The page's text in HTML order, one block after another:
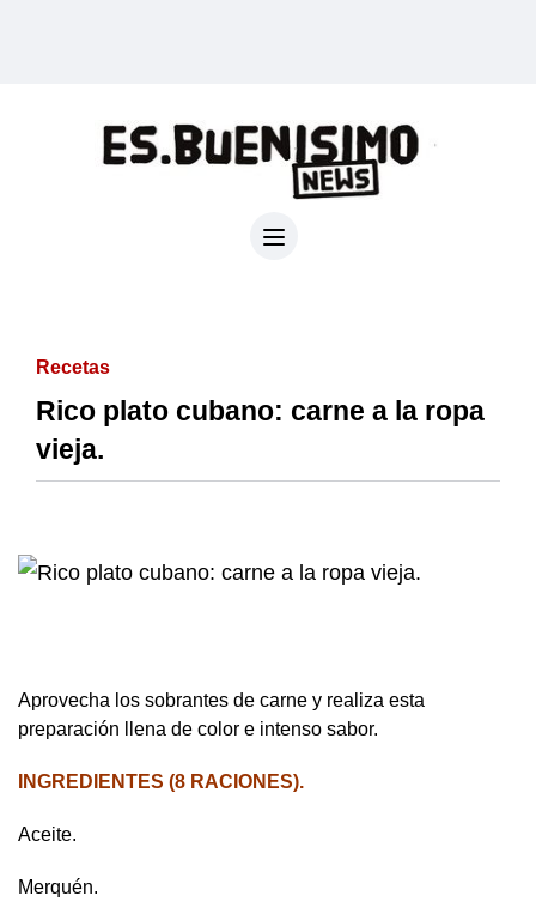
Recetas
Rico plato cubano: carne a la ropa
vieja.
Aprovecha los sobrantes de carne y realiza esta
preparación llena de color e intenso sabor.
INGREDIENTES (8 RACIONES).
Aceite.
Merquén.